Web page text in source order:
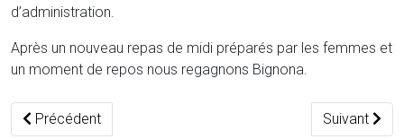
d’administration.
Après un nouveau repas de midi préparés par les femmes et
un moment de repos nous regagnons Bignona.
Article précédent : A Gagna, du 17 au 19 mars
Précédent Article
Suivant